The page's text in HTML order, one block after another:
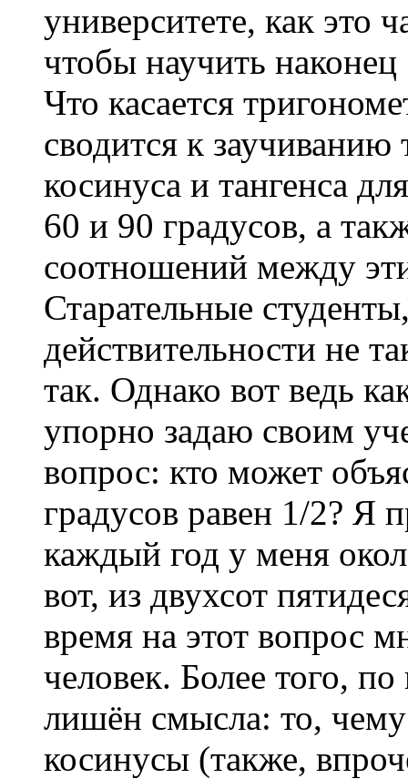
университете, как это
чтобы научить
Что касается
сводится к
косинуса и тангенса
60 и 90 градусов, а
соотношений между
Старательные
действительности не
так. Однако вот ведь
упорно задаю своим
вопрос: кто может
градусов равен 1/2? Я
каждый год у меня
вот, из двухсот
время на этот вопрос
человек. Более того,
лишён смысла: то,
косинусы (также,